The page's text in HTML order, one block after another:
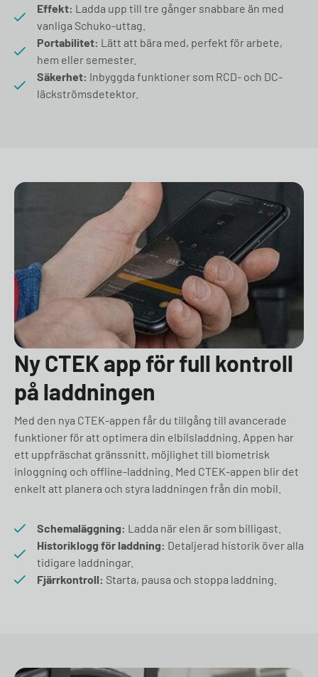
Effekt: Ladda upp till tre gånger snabbare än med
vanliga Schuko-uttag.
Portabilitet: Lätt att bära med, perfekt för arbete,
hem eller semester.
Säkerhet: Inbyggda funktioner som RCD- och DC-
läckströmsdetektor.
Ny CTEK app för full kontroll
på laddningen
Med den nya CTEK-appen får du tillgång till avancerade
funktioner för att optimera din elbilsladdning. Appen har
ett uppfräschat gränssnitt, möjlighet till biometrisk
inloggning och offline-laddning. Med CTEK-appen blir det
enkelt att planera och styra laddningen från din mobil.
Schemaläggning: Ladda när elen är som billigast.
Historiklogg för laddning: Detaljerad historik över alla
tidigare laddningar.
Fjärrkontroll: Starta, pausa och stoppa laddning.